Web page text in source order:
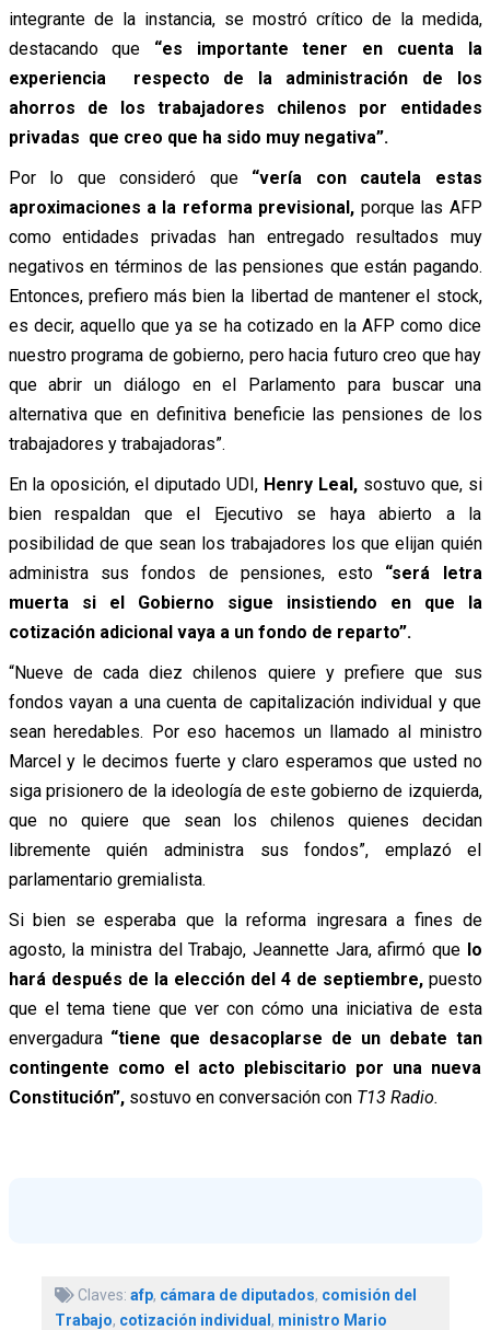
integrante de la instancia, se mostró crítico de la medida,
destacando que “es importante tener en cuenta la
experiencia respecto de la administración de los
ahorros de los trabajadores chilenos por entidades
privadas que creo que ha sido muy negativa”.
Por lo que consideró que “vería con cautela estas
aproximaciones a la reforma previsional, porque las AFP
como entidades privadas han entregado resultados muy
negativos en términos de las pensiones que están pagando.
Entonces, prefiero más bien la libertad de mantener el stock,
es decir, aquello que ya se ha cotizado en la AFP como dice
nuestro programa de gobierno, pero hacia futuro creo que hay
que abrir un diálogo en el Parlamento para buscar una
alternativa que en definitiva beneficie las pensiones de los
trabajadores y trabajadoras”.
En la oposición, el diputado UDI, Henry Leal,sostuvo que, si
bien respaldan que el Ejecutivo se haya abierto a la
posibilidad de que sean los trabajadores los que elijan quién
administra sus fondos de pensiones, esto “será letra
muerta si el Gobierno sigue insistiendo en que la
cotización adicional vaya a un fondo de reparto”.
“Nueve de cada diez chilenos quiere y prefiere que sus
fondos vayan a una cuenta de capitalización individual y que
sean heredables. Por eso hacemos un llamado al ministro
Marcel y le decimos fuerte y claro esperamos que usted no
siga prisionero de la ideología de este gobierno de izquierda,
que no quiere que sean los chilenos quienes decidan
libremente quién administra sus fondos”, emplazó el
parlamentario gremialista.
Si bien se esperaba que la reforma ingresara a fines de
agosto, la ministra del Trabajo, Jeannette Jara, afirmó que lo
hará después de la elección del 4 de septiembre,puesto
que el tema tiene que ver con cómo una iniciativa de esta
envergadura “tiene que desacoplarse de un debate tan
contingente como el acto plebiscitario por una nueva
Constitución”,sostuvo en conversación con T13 Radio.
Claves: afp, cámara de diputados, comisión del
Trabajo, cotización individual, ministro Mario